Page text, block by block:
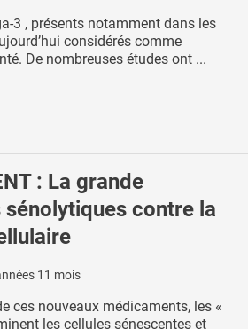
3 , présents notamment dans les
considérés comme
De nombreuses études ont ...
: La grande
contre la
11 mois
ces nouveaux médicaments, les «
les cellules sénescentes et